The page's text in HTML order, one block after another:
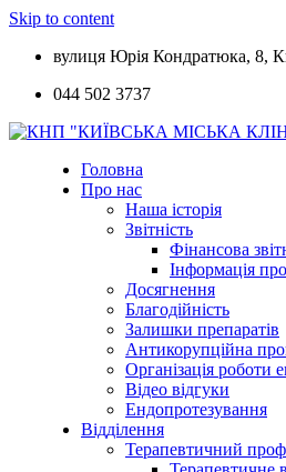
Skip to content
вулиця Юрія Кондратюка, 8,
044 502 3737
Головна
Про нас
Наша історія
Звітність
Фінансова
Інформація про
Досягнення
Благодійність
Залишки препаратів
Антикорупційна
Організація
Відео відгуки
Ендопротезування
Відділення
Терапевтичний